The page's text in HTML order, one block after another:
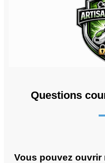
Questions
Vous pouvez ouvrir